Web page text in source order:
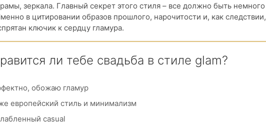
зеркала. Главный секрет этого стиля – все должно быть немного
в цитировании образов прошлого, нарочитости и, как следствии,
ключик к сердцу гламура.
ли тебе свадьба в стиле glam?
обожаю гламур
европейский стиль и минимализм
casual